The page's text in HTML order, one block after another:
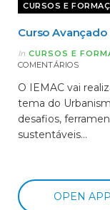
CURSOS E
Curso
In CURSOS E
COMENTÁRIOS
O IEMAC vai
tema do
desafios,
sustentáveis…
OPEN